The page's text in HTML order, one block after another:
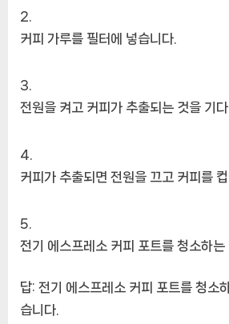
커피 가루를 필터에 넣습니다.
전원을 켜고 커피가 추출되는 것을 기다
커피가 추출되면 전원을 끄고 커피를
전기 에스프레소 커피 포트를 청소하
답: 전기 에스프레소 커피 포트를 청소
습니다.